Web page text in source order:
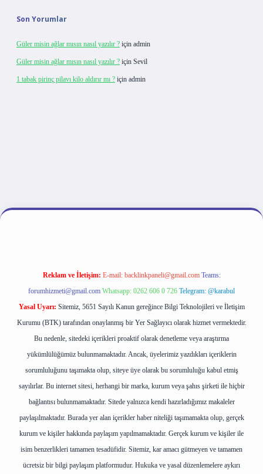
Son Yorumlar
Güler misin ağlar mısın nasıl yazılır ? için admin
Güler misin ağlar mısın nasıl yazılır ? için Sevil
1 tabak pirinç pilavı kilo aldırır mı ? için admin
giriş
Reklam ve İletişim: E-mail: backlinkpaneli@gmail.com Teams:
forumhizmeti@gmail.com Whatsapp: 0262 606 0 726 Telegram: @karabul
Yasal Uyarı: Sitemiz, 5651 Sayılı Kanun gereğince Bilgi Teknolojileri ve İletişim
Kurumu (BTK) tarafından onaylanmış bir Yer Sağlayıcı olarak hizmet vermektedir.
Bu nedenle, sitedeki içerikleri proaktif olarak denetleme veya araştırma
yükümlülüğümüz bulunmamaktadır. Ancak, üyelerimiz yazdıkları içeriklerin
sorumluluğunu taşımakta olup, siteye üye olarak bu sorumluluğu kabul etmiş
sayılırlar. Bu internet sitesi, herhangi bir marka, kurum veya şahıs şirketi ile hiçbir
bağlantısı bulunmamaktadır. Sitede yalnızca kendi hazırladığımız makaleler
paylaşılmaktadır. Burada yer alan içerikler haber niteliği taşımamakta olup, gerçek
kurum ve kişiler hakkında paylaşım yapılmamaktadır. Gerçek kurum ve kişiler ile
isim benzerlikleri tamamen tesadüfidir. Sitemiz, kar amacı gütmeyen ve tamamen
ücretsiz bir bilgi paylaşım platformudur. Hukuka ve yasal düzenlemelere aykırı